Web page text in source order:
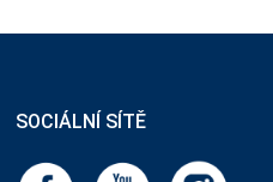
SOCIÁLNÍ SÍTĚ